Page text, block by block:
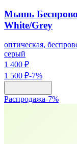
Мышь
White/Grey
оптическая,
серый
1 400 ₽
1 500 ₽-7%
Распродажа-7%